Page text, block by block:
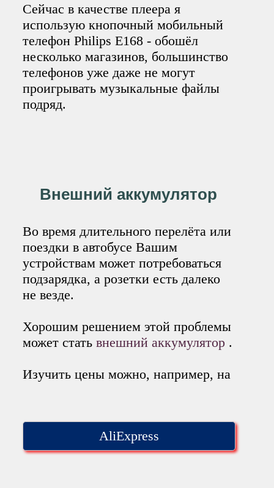
Сейчас в качестве плеера я
использую кнопочный мобильный
телефон Philips E168 - обошёл
несколько магазинов, большинство
телефонов уже даже не могут
проигрывать музыкальные файлы
подряд.
Внешний аккумулятор
Во время длительного перелёта или
поездки в автобусе Вашим
устройствам может потребоваться
подзарядка, а розетки есть далеко
не везде.
Хорошим решением этой проблемы
может статьвнешний аккумулятор .
Изучить цены можно, например, на
AliExpress